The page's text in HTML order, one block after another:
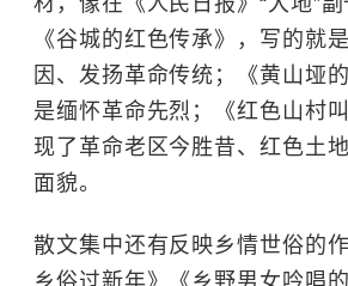
《谷城的红色传承》，写的就
因、发扬革命传统；《黄山垭
是缅怀革命先烈；《红色山村
现了革命老区今胜昔、红色土
面貌。
散文集中还有反映乡情世俗的
乡俗过新年》《乡野男女吟唱